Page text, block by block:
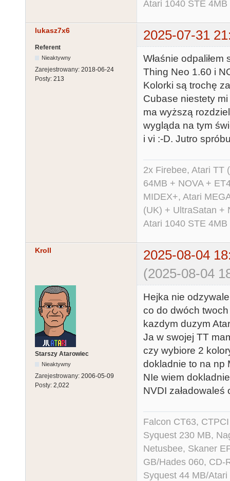
Atari 1040 STE
lukasz7x6 2025-07-31
Referent
Nieaktywny
Zarejestrowany: 2018-06-24
Posty: 213
Właśnie
Thing Neo 1.60 i
Kolorki są trochę
Cubase niestety
ma wyższą
wygląda na tym
i vi :-D. Jutro
2x Firebee, Atari TT
64MB + NOVA +
MIDEX+, Atari
(UK) + UltraSatan +
Atari 1040 STE
Kroll
2025-08-04
(2025-08-04
Starszy Atarowiec
Nieaktywny
Zarejestrowany: 2006-05-09
Posty: 2,022
Hejka nie
co do dwóch
kazdym duzym
Ja w swojej TT
czy wybiore 2
dokladnie to na np
NIe wiem
NVDI
Falcon CT63,
Syquest 230 MB,
Netusbee, Skaner
GB/Hades 060, CD-
Syquest 44 MB/